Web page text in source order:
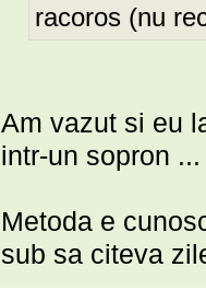
racoros (nu
Am vazut si eu
intr-un sopron
Metoda e
sub sa citeva